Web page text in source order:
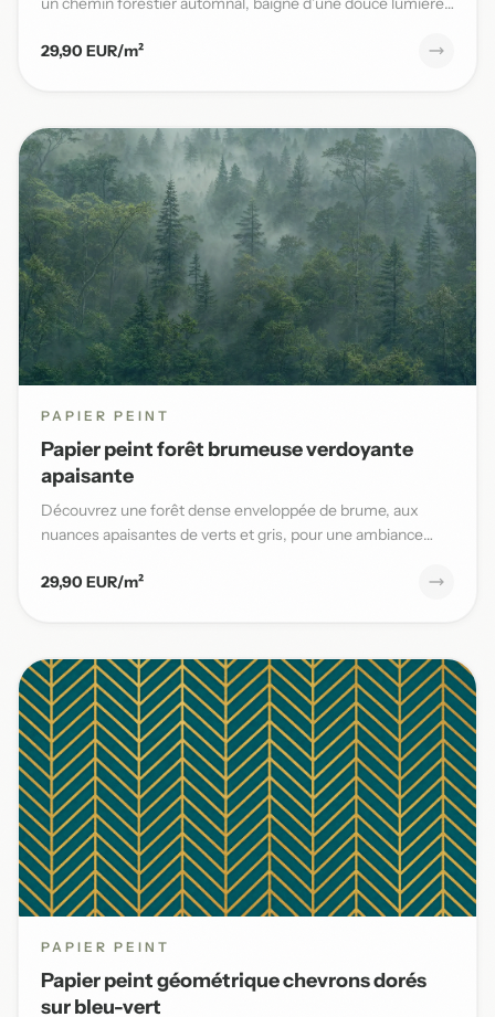
29,90 EUR/m²
PAPIER PEINT
Papier peint forêt brumeuse verdoyante
apaisante
Découvrez une forêt dense enveloppée de brume, aux
nuances apaisantes de verts et gris, pour une ambiance
29,90 EUR/m²
PAPIER PEINT
Papier peint géométrique chevrons dorés
sur bleu-vert